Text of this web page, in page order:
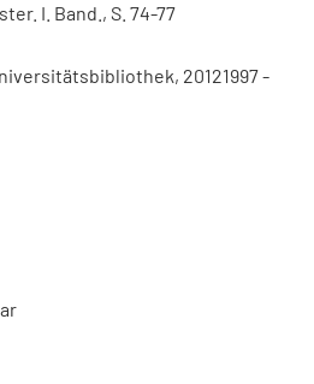
I. Band., S. 74-77
20121997 -